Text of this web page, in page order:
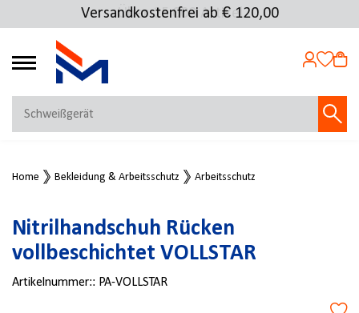
Über 25.000 Artikel
Versandkostenfrei ab € 120,00
4.69
MEIN KONTO
Jetzt anmelden
NEU BEI FMOSER?
Jetzt registrieren
Home Bekleidung & Arbeitsschutz Arbeitsschutz
Nitrilhandschuh Rücken
vollbeschichtet VOLLSTAR
Artikelnummer:: PA-VOLLSTAR